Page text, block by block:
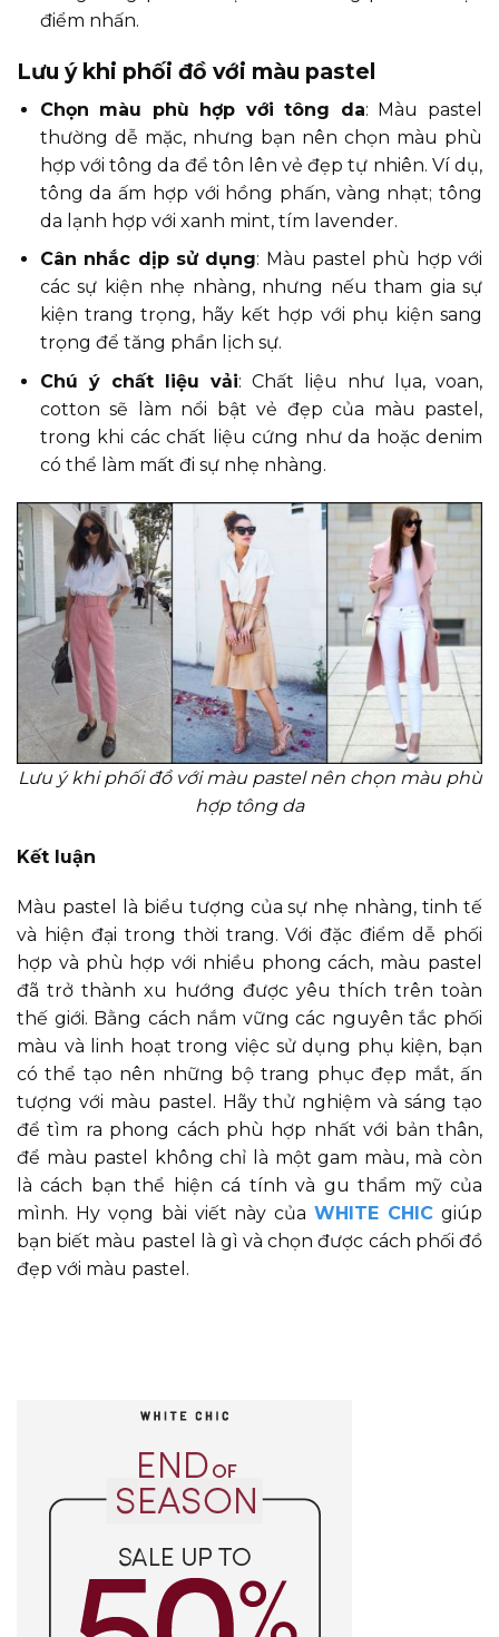
điểm nhấn.
Lưu ý khi phối đồ với màu pastel
Chọn màu phù hợp với tông da: Màu pastel
thường dễ mặc, nhưng bạn nên chọn màu phù
hợp với tông da để tôn lên vẻ đẹp tự nhiên. Ví dụ,
tông da ấm hợp với hồng phấn, vàng nhạt; tông
da lạnh hợp với xanh mint, tím lavender.
Cân nhắc dịp sử dụng: Màu pastel phù hợp với
các sự kiện nhẹ nhàng, nhưng nếu tham gia sự
kiện trang trọng, hãy kết hợp với phụ kiện sang
trọng để tăng phần lịch sự.
Chú ý chất liệu vải: Chất liệu như lụa, voan,
cotton sẽ làm nổi bật vẻ đẹp của màu pastel,
trong khi các chất liệu cứng như da hoặc denim
có thể làm mất đi sự nhẹ nhàng.
Lưu ý khi phối đồ với màu pastel nên chọn màu phù
hợp tông da
Kết luận
Màu pastel là biểu tượng của sự nhẹ nhàng, tinh tế
và hiện đại trong thời trang. Với đặc điểm dễ phối
hợp và phù hợp với nhiều phong cách, màu pastel
đã trở thành xu hướng được yêu thích trên toàn
thế giới. Bằng cách nắm vững các nguyên tắc phối
màu và linh hoạt trong việc sử dụng phụ kiện, bạn
có thể tạo nên những bộ trang phục đẹp mắt, ấn
tượng với màu pastel. Hãy thử nghiệm và sáng tạo
để tìm ra phong cách phù hợp nhất với bản thân,
để màu pastel không chỉ là một gam màu, mà còn
là cách bạn thể hiện cá tính và gu thẩm mỹ của
mình. Hy vọng bài viết này củaWHITE CHIC giúp
bạn biết màu pastel là gì và chọn được cách phối đồ
đẹp với màu pastel.